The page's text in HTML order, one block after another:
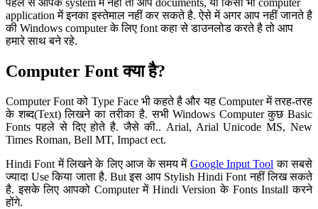
application में इनका इस्तेमाल नहीं कर सकते है. ऐसे में अगर आप नहीं जानते है
की Windows computer के लिए font कहा से डाउनलोड करते है तो आप
हमारे साथ बने रहे.
Computer Font क्या है?
Computer Font को Type Face भी कहते है और यह Computer में तरह-तरह
के शब्द(Text) लिखने का तरीका है. सभी Windows Computer कुछ Basic
Fonts पहले से दिए होते है. जैसे की.. Arial, Arial Unicode MS, New
Times Roman, Bell MT, Impact ect.
Hindi Font में लिखने के लिए आज के समय में Google Input Tool का सबसे
ज्यादा Use किया जाता है. But इस आप Stylish Hindi Font नहीं लिख सकते
है. इसके लिए आपको Computer में Hindi Version के Fonts Install करने
होंगे.